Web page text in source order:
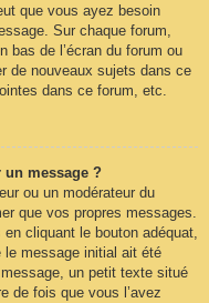
que vous ayez besoin
Sur chaque forum,
bas de l’écran du forum ou
de nouveaux sujets dans ce
dans ce forum, etc.
message ?
ou un modérateur du
que vos propres messages.
cliquant le bouton adéquat,
le message initial ait été
un petit texte situé
de fois que vous l’avez